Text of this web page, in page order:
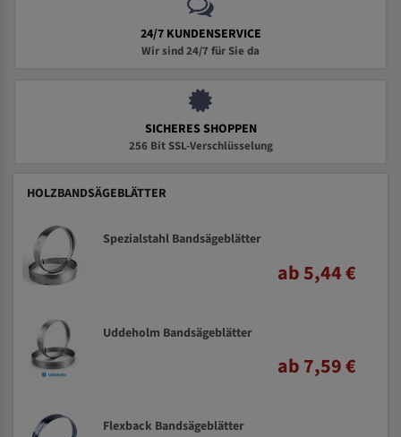
24/7 KUNDENSERVICE
Wir sind 24/7 für Sie da
SICHERES SHOPPEN
256 Bit SSL-Verschlüsselung
HOLZBANDSÄGEBLÄTTER
Spezialstahl Bandsägeblätter
ab 5,44 €
Uddeholm Bandsägeblätter
ab 7,59 €
Flexback Bandsägeblätter